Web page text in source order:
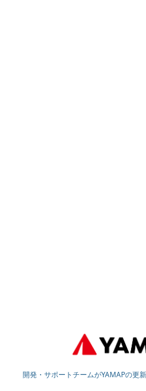
開発・サポートチームがYAMAPの更